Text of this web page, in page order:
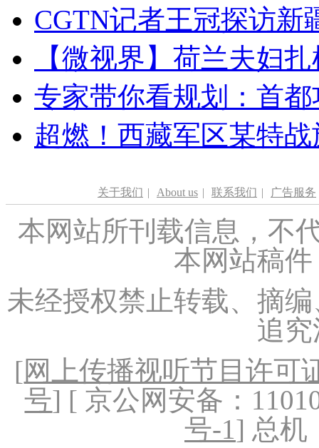
CGTN记者王冠探访新
【微视界】荷兰夫妇
专家带你看规划：首
超燃！西藏军区某特
关于我们 | About us | 联系我们 | 广告服务
本网站所刊载信息，不
本网站稿
未经授权禁止转载、摘
追
[网上传播视听节目许可
号] [ 京公网安备：
号-1] 总机